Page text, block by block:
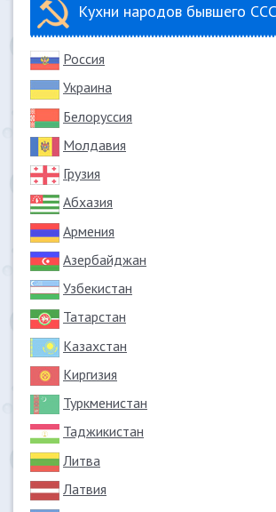
Кухни народов бывшего
Россия
Украина
Белоруссия
Молдавия
Грузия
Абхазия
Армения
Азербайджан
Узбекистан
Татарстан
Казахстан
Киргизия
Туркменистан
Таджикистан
Литва
Латвия